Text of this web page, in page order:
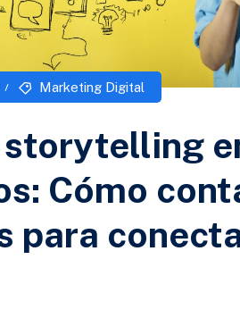
Marketing Digital
Cómo
para